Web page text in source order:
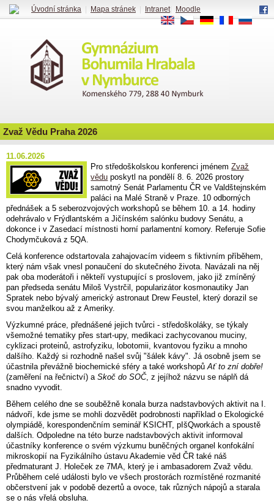
Zvaž Vědu Praha 2026
11.06.2026
Pro středoškolskou konferenci jménemZvaž
vědu poskytl na pondělí 8. 6. 2026 prostory
samotný Senát Parlamentu ČR ve Valdštejnském
paláci na Malé Straně v Praze. 10 odborných
přednášek a 5 seberozvojových workshopů se během 10. a 14. hodiny
odehrávalo v Frýdlantském a Jičínském salónku budovy Senátu, a
dokonce i v Zasedací místnosti horní parlamentní komory. Referuje Sofie
Chodymčuková z 5QA.
Celá konference odstartovala zahajovacím videem s fiktivním příběhem,
který nám však vnesl ponaučení do skutečného života. Navázali na něj
pak oba moderátoři i někteří vystupující s proslovem, jako již zmíněný
pan předseda senátu Miloš Vystrčil, popularizátor kosmonautiky Jan
Spratek nebo bývalý americký astronaut Drew Feustel, který dorazil se
svou manželkou až z Ameriky.
Výzkumné práce, přednášené jejich tvůrci - středoškoláky, se týkaly
všemožné tematiky přes start-upy, medikaci zachycovanou muciny,
cyklizaci proteinů, astrofyziku, lobotomii, kvantovou fyziku a mnoho
dalšího. Každý si rozhodně našel svůj "šálek kávy". Já osobně jsem se
účastnila převážně biochemické sféry a také workshopůAť to zní dobře!
(zaměření na řečnictví) a Skoč do SOČ, z jejíhož názvu se náplň dá
snadno vyvodit.
Během celého dne se souběžně konala burza nadstavbových aktivit na I.
nádvoří, kde jsme se mohli dozvědět podrobnosti například o Ekologické
olympiádě, korespondenčním seminář KSICHT, pIšQworkách a spoustě
dalších. Odpoledne na této burze nadstavbových aktivit informoval
účastníky konference o svém výzkumu buněčných organel konfokální
mikroskopií na Fyzikálního ústavu Akademie věd ČR také náš
předmaturant J. Holeček ze 7MA, který je i ambasadorem Zvaž vědu.
Průběhem celé události bylo ve všech prostorách rozmístěné rozmanité
občerstvení jak v podobě dezertů a ovoce, tak různých nápojů a starala
se o nás vřelá obsluha.
Úvodní stránka Mapa stránek Intranet|
Moodle
EN
CS DE FR RU